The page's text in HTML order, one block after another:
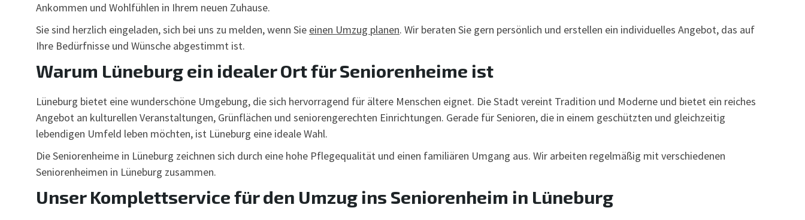
Ankommen und Wohlfühlen in Ihrem neuen Zuhause.
Sie sind herzlich eingeladen, sich bei uns zu melden, wenn Sie einen Umzug planen. Wir beraten Sie gern persönlich und erstellen ein individuelles Angebot, das auf
Ihre Bedürfnisse und Wünsche abgestimmt ist.
Warum Lüneburg ein idealer Ort für Seniorenheime ist
Lüneburg bietet eine wunderschöne Umgebung, die sich hervorragend für ältere Menschen eignet. Die Stadt vereint Tradition und Moderne und bietet ein reiches
Angebot an kulturellen Veranstaltungen, Grünflächen und seniorengerechten Einrichtungen. Gerade für Senioren, die in einem geschützten und gleichzeitig
lebendigen Umfeld leben möchten, ist Lüneburg eine ideale Wahl.
Die Seniorenheime in Lüneburg zeichnen sich durch eine hohe Pflegequalität und einen familiären Umgang aus. Wir arbeiten regelmäßig mit verschiedenen
Seniorenheimen in Lüneburg zusammen.
Unser Komplettservice für den Umzug ins Seniorenheim in Lüneburg